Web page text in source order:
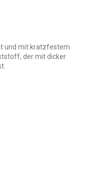
und mit kratzfestem
der mit dicker